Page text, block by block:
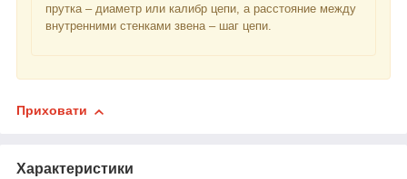
прутка – диаметр или калибр цепи, а расстояние между
внутренними стенками звена – шаг цепи.
Приховати
Характеристики